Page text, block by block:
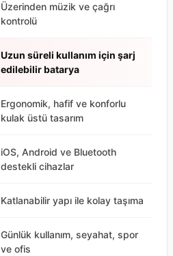
Üzerinden müzik ve çağrı
kontrolü
Uzun süreli kullanım için şarj
edilebilir batarya
Ergonomik, hafif ve konforlu
kulak üstü tasarım
iOS, Android ve Bluetooth
destekli cihazlar
Katlanabilir yapı ile kolay taşıma
Günlük kullanım, seyahat, spor
ve ofis